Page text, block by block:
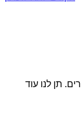
תן לנו עוד